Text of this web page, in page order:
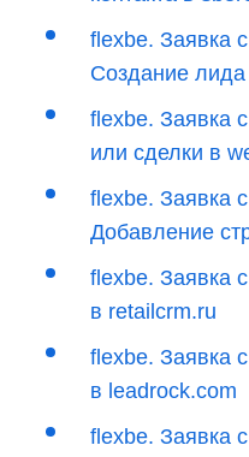
flexbe. Заявка
Создание лида
flexbe. Заявка
или сделки в
flexbe. Заявка
Добавление
flexbe. Заявка
в retailcrm.ru
flexbe. Заявка
в leadrock.com
flexbe. Заявка